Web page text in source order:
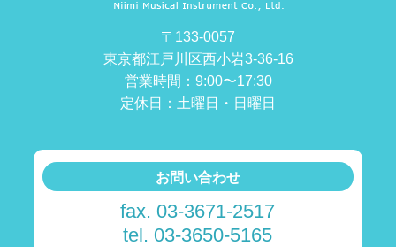
〒133-0057
東京都江戸川区西小岩3-36-16
営業時間：9:00〜17:30
定休日：土曜日・日曜日
お問い合わせ
fax. 03-3671-2517
tel. 03-3650-5165